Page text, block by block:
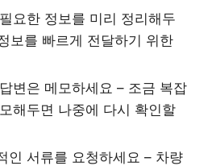
요한 정보를 미리 정리해두
보를 빠르게 전달하기 위한
변은 메모하세요 – 조금 복잡
해두면 나중에 다시 확인할
인 서류를 요청하세요 – 차량